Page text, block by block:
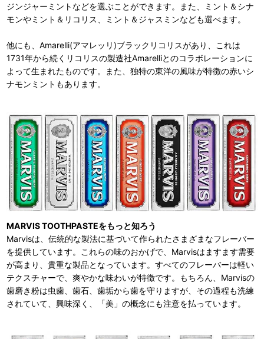
ジンジャーミントなどを選ぶことができます。また、ミント＆シナ
モンやミント＆リコリス、ミント＆ジャスミンなども選べます。
他にも、Amarelli(アマレッリ)ブラックリコリスがあり、これは
1731年から続くリコリスの製造社Amarelliとのコラボレーションに
よって生まれたものです。また、独特の東洋の風味が特徴の赤いシ
ナモンミントもあります。
MARVIS TOOTHPASTEをもっと知ろう
Marvisは、伝統的な製法に基づいて作られたさまざまなフレーバー
を提供しています。これらの味のおかげで、Marvisはますます需要
が高まり、貴重な製品となっています。すべてのフレーバーは軽い
テクスチャーで、爽やかな味わいが特徴です。もちろん、Marvisの
歯磨き粉は虫歯、歯石、歯垢から歯を守りますが、その過程も洗練
されていて、興味深く、「美」の概念にも注意を払っています。